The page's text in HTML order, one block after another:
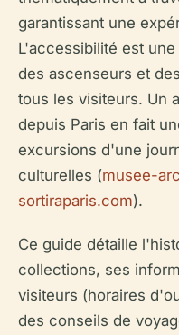
garantissant une
L'accessibilité est
des ascenseurs et
tous les visiteurs. Un
depuis Paris en fait
excursions d'une
culturelles (musee-
sortiraparis.com).
Ce guide détaille
collections, ses
visiteurs (horaires
des conseils de